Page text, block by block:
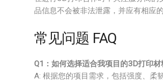
品信息不会被非法泄露，并应有相应的
常见问题 FAQ
Q1：如何选择适合我项目的3D打印材
A: 根据您的项目需求，包括强度、柔